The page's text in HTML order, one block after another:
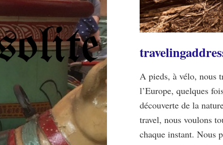
A pieds, à vélo, nous
l’Europe, quelques
découverte de la
travel, nous voulons
chaque instant. Nous